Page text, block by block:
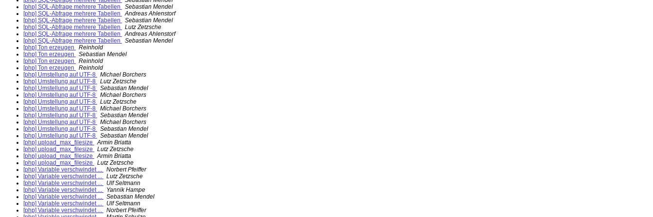
[php] SQL-Abfrage mehrere Tabellen
Sebastian Mendel
[php] SQL-Abfrage mehrere Tabellen
Andreas Ahlenstorf
[php] SQL-Abfrage mehrere Tabellen
Sebastian Mendel
[php] SQL-Abfrage mehrere Tabellen
Lutz Zetzsche
[php] SQL-Abfrage mehrere Tabellen
Andreas Ahlenstorf
[php] SQL-Abfrage mehrere Tabellen
Sebastian Mendel
[php] Ton erzeugen
Reinhold
[php] Ton erzeugen
Sebastian Mendel
[php] Ton erzeugen
Reinhold
[php] Ton erzeugen
Reinhold
[php] Umstellung auf UTF-8
Michael Borchers
[php] Umstellung auf UTF-8
Lutz Zetzsche
[php] Umstellung auf UTF-8
Sebastian Mendel
[php] Umstellung auf UTF-8
Michael Borchers
[php] Umstellung auf UTF-8
Lutz Zetzsche
[php] Umstellung auf UTF-8
Michael Borchers
[php] Umstellung auf UTF-8
Sebastian Mendel
[php] Umstellung auf UTF-8
Michael Borchers
[php] Umstellung auf UTF-8
Sebastian Mendel
[php] Umstellung auf UTF-8
Sebastian Mendel
[php] upload_max_filesize
Armin Briatta
[php] upload_max_filesize
Lutz Zetzsche
[php] upload_max_filesize
Armin Briatta
[php] upload_max_filesize
Lutz Zetzsche
[php] Variable verschwindet ...
Norbert Pfeiffer
[php] Variable verschwindet ...
Lutz Zetzsche
[php] Variable verschwindet ...
Ulf Seltmann
[php] Variable verschwindet ...
Yannik Hampe
[php] Variable verschwindet ...
Sebastian Mendel
[php] Variable verschwindet ...
Ulf Seltmann
[php] Variable verschwindet ...
Norbert Pfeiffer